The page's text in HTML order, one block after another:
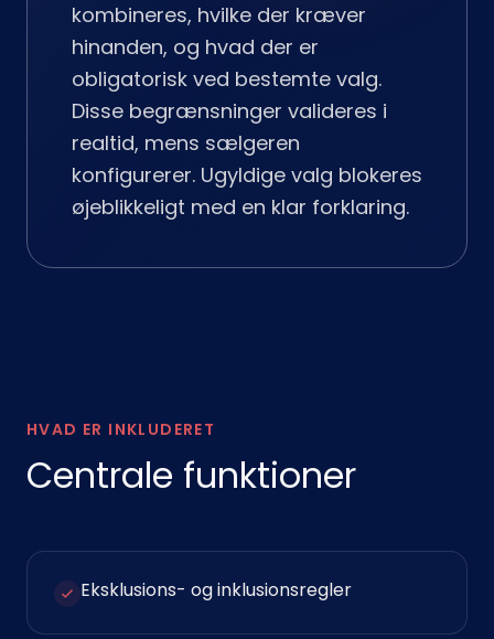
kombineres, hvilke der kræver
hinanden, og hvad der er
obligatorisk ved bestemte valg.
Disse begrænsninger valideres i
realtid, mens sælgeren
konfigurerer. Ugyldige valg blokeres
øjeblikkeligt med en klar forklaring.
HVAD ER INKLUDERET
Centrale funktioner
Eksklusions- og inklusionsregler